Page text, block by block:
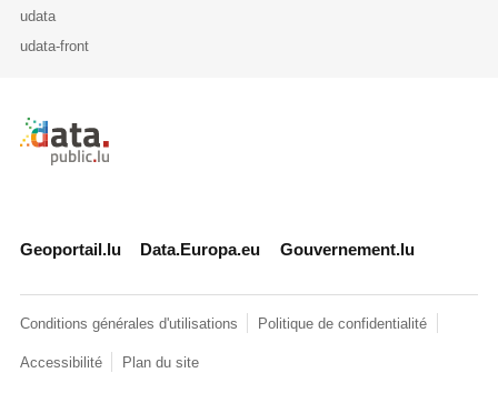
udata
udata-front
Retour à l'accueil de data.public.lu
Geoportail.lu Data.Europa.eu Gouvernement.lu
Conditions générales d'utilisations Politique de confidentialité
Accessibilité Plan du site